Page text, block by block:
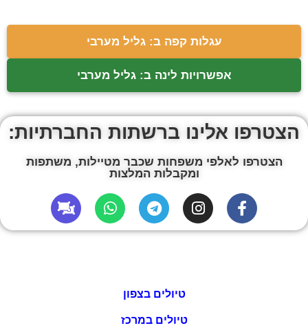
עגלות קפה ב: גליל מערבי
אפשרויות לינה ב: גליל מערבי
הצטרפו אלינו ברשתות החברתיות:
הצטרפו לאלפי משפחות שכבר מטיילות, משתפות
ומקבלות המלצות
טיולים בצפון
טיולים במרכז